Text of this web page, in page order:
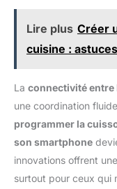
Lire plus Créer
cuisine :
La connectivité entre
une coordination
programmer la
son smartphone
innovations offrent une
surtout pour ceux qui